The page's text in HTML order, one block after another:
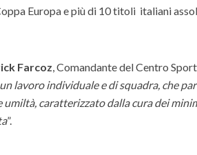
Europa e più di 10 titoli italiani
Farcoz, Comandante del Centro
lavoro individuale e di squadra, che
umiltà, caratterizzato dalla cura dei
”.